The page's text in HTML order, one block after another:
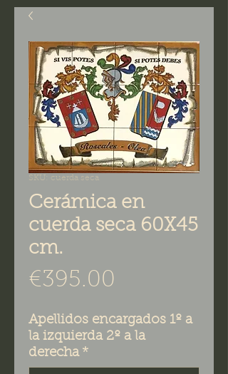
SKU: cuerda seca
Cerámica en
cuerda seca 60X45
cm.
€395.00
Apellidos encargados 1º a
la izquierda 2º a la
derecha *